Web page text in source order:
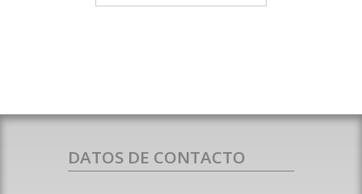
DATOS DE CONTACTO